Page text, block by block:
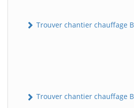
Trouver chantier chauffage
Trouver chantier chauffage